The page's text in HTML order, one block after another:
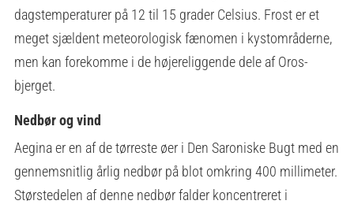
dagstemperaturer på 12 til 15 grader Celsius. Frost er et
meget sjældent meteorologisk fænomen i kystområderne,
men kan forekomme i de højereliggende dele af Oros-
bjerget.
Nedbør og vind
Aegina er en af de tørreste øer i Den Saroniske Bugt med en
gennemsnitlig årlig nedbør på blot omkring 400 millimeter.
Størstedelen af denne nedbør falder koncentreret i